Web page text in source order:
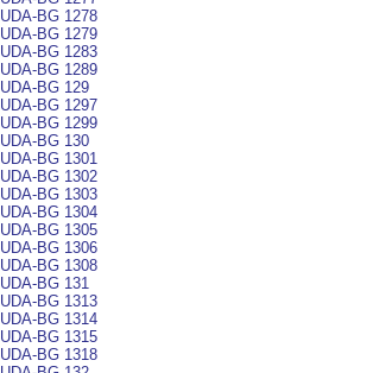
UDA-BG 1278
UDA-BG 1279
UDA-BG 1283
UDA-BG 1289
UDA-BG 129
UDA-BG 1297
UDA-BG 1299
UDA-BG 130
UDA-BG 1301
UDA-BG 1302
UDA-BG 1303
UDA-BG 1304
UDA-BG 1305
UDA-BG 1306
UDA-BG 1308
UDA-BG 131
UDA-BG 1313
UDA-BG 1314
UDA-BG 1315
UDA-BG 1318